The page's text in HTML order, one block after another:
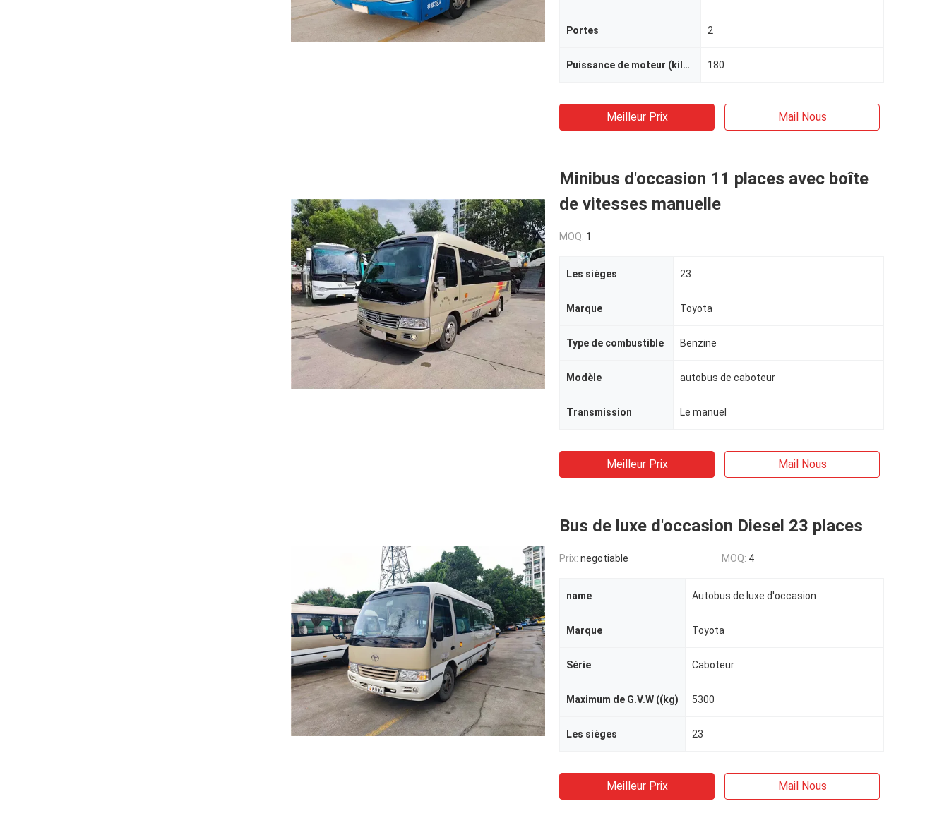
Portes 2
Puissance de moteur (kilowatts) 180
Meilleur Prix Mail Nous
Minibus d'occasion 11 places avec boîte
de vitesses manuelle
MOQ: 1
Les sièges 23
Marque Toyota
Type de combustible Benzine
Modèle autobus de caboteur
Transmission Le manuel
Meilleur Prix Mail Nous
Bus de luxe d'occasion Diesel 23 places
Prix: negotiable MOQ: 4
name Autobus de luxe d'occasion
Marque Toyota
Série Caboteur
Maximum de G.V.W ((kg) 5300
Les sièges 23
Meilleur Prix Mail Nous